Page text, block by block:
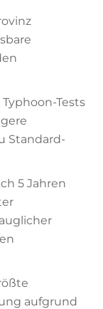
Tests
Standard-
5 Jahren
aufgrund